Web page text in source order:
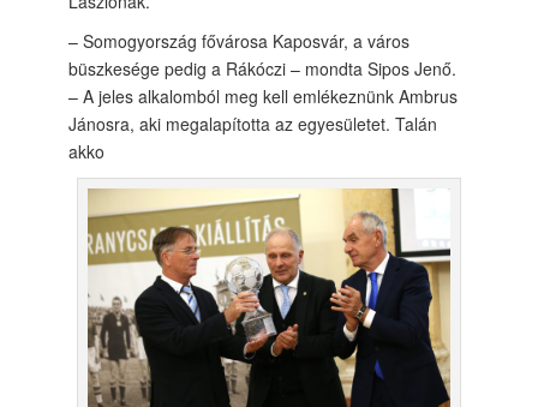
– Somogyország fővárosa Kaposvár, a város
büszkesége pedig a Rákóczi – mondta Sipos Jenő.
– A jeles alkalomból meg kell emlékeznünk Ambrus
Jánosra, aki megalapította az egyesületet. Talán
akko